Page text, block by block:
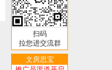
扫码
拉您进交流群
文房思宝